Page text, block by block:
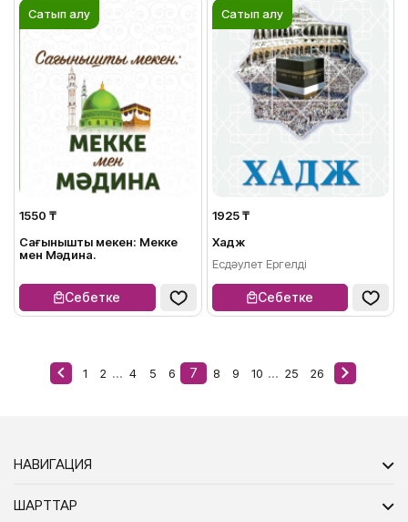
Сатып алу
1550 ₸
Сағынышты мекен: Мекке
мен Мәдина.
Себетке
Сатып алу
1925 ₸
Хадж
Есдәулет Ергелді
Себетке
1 2 ... 4 5 6 7 8 9 10 ... 25 26
НАВИГАЦИЯ
ШАРТТАР